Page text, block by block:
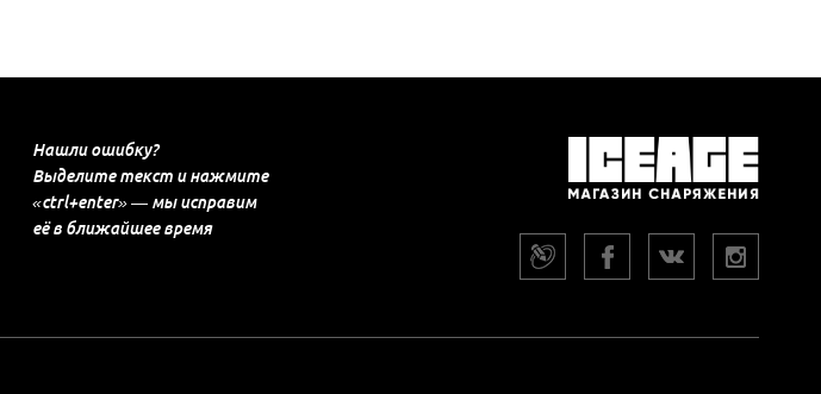
Нашли ошибку?
Выделите текст и нажмите
«ctrl+enter» — мы исправим
её в ближайшее время